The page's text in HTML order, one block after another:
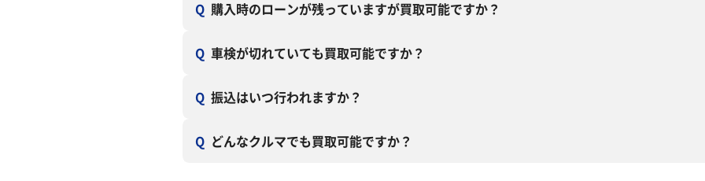
Q 購入時のローンが残っていますが買取可能ですか？
Q 車検が切れていても買取可能ですか？
Q 振込はいつ行われますか？
Q どんなクルマでも買取可能ですか？